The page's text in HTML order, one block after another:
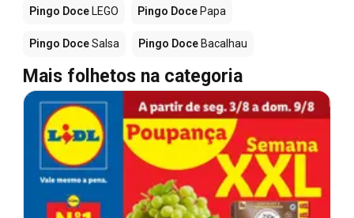
Pingo Doce LEGO Pingo Doce Papa
Pingo DoceSalsa Pingo Doce Bacalhau
Mais folhetos na categoria